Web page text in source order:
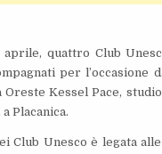
quattro Club
per
Oreste Kessel Pace,
Placanica.
Club Unesco è legata